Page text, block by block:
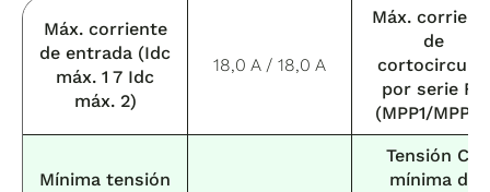
Máx. corriente
de entrada (Idc
máx. 1 7 Idc
máx. 2)
18,0 A / 18,0 A
Máx.
de
cortocircuito
por serie FV
(MPP1/
Mínima tensión
Tensión CC
mínima de